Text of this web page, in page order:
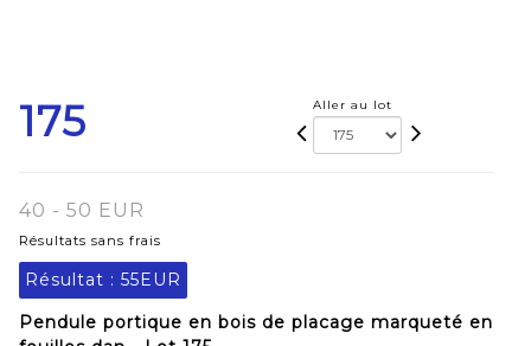
175 Aller au lot
40 - 50 EUR
Résultats sans frais
Résultat : 55EUR
Pendule portique en bois de placage marqueté en